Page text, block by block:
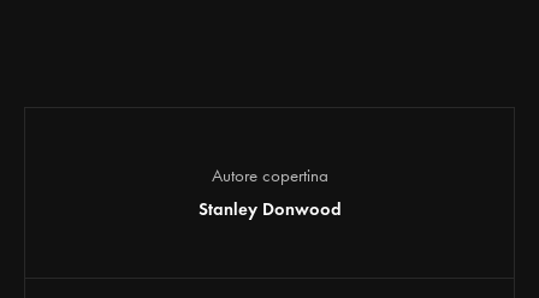
Autore copertina
Stanley Donwood